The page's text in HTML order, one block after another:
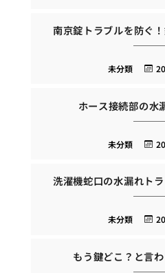
南京錠トラブルを防ぐ
未分類
ホース接続部の水
未分類
洗濯機蛇口の水漏れト
未分類
もう鍵どこ？と言